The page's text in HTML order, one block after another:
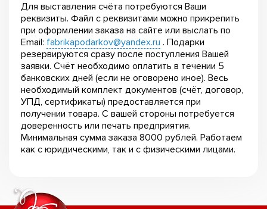
Для выставления счёта потребуются Ваши
реквизиты. Файл с реквизитами можно прикрепить
при оформлении заказа на сайте или выслать по
Email: fabrikapodarkov@yandex.ru . Подарки
резервируются сразу после поступления Вашей
заявки. Счёт необходимо оплатить в течении 5
банковских дней (если не оговорено иное). Весь
необходимый комплект документов (счёт, договор,
УПД, сертификаты) предоставляется при
получении товара. С вашей стороны потребуется
доверенность или печать предприятия.
Минимальная сумма заказа 8000 рублей. Работаем
как с юридическими, так и с физическими лицами.